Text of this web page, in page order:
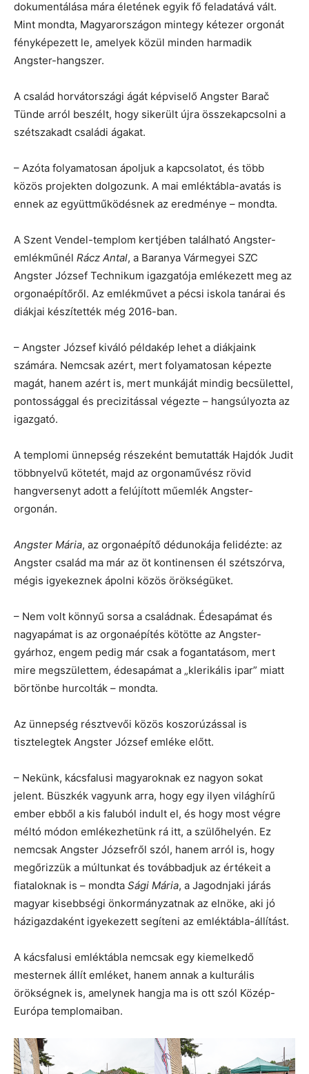
dokumentálása mára életének egyik fő feladatává vált.
Mint mondta, Magyarországon mintegy kétezer orgonát
fényképezett le, amelyek közül minden harmadik
Angster-hangszer.
A család horvátországi ágát képviselő Angster Barač
Tünde arról beszélt, hogy sikerült újra összekapcsolni a
szétszakadt családi ágakat.
– Azóta folyamatosan ápoljuk a kapcsolatot, és több
közös projekten dolgozunk. A mai emléktábla-avatás is
ennek az együttműködésnek az eredménye – mondta.
A Szent Vendel-templom kertjében található Angster-
emlékműnél Rácz Antal, a Baranya Vármegyei SZC
Angster József Technikum igazgatója emlékezett meg az
orgonaépítőről. Az emlékművet a pécsi iskola tanárai és
diákjai készítették még 2016-ban.
– Angster József kiváló példakép lehet a diákjaink
számára. Nemcsak azért, mert folyamatosan képezte
magát, hanem azért is, mert munkáját mindig becsülettel,
pontossággal és precizitással végezte – hangsúlyozta az
igazgató.
A templomi ünnepség részeként bemutatták Hajdók Judit
többnyelvű kötetét, majd az orgonaművész rövid
hangversenyt adott a felújított műemlék Angster-
orgonán.
Angster Mária, az orgonaépítő dédunokája felidézte: az
Angster család ma már az öt kontinensen él szétszórva,
mégis igyekeznek ápolni közös örökségüket.
– Nem volt könnyű sorsa a családnak. Édesapámat és
nagyapámat is az orgonaépítés kötötte az Angster-
gyárhoz, engem pedig már csak a fogantatásom, mert
mire megszülettem, édesapámat a „klerikális ipar” miatt
börtönbe hurcolták – mondta.
Az ünnepség résztvevői közös koszorúzással is
tisztelegtek Angster József emléke előtt.
– Nekünk, kácsfalusi magyaroknak ez nagyon sokat
jelent. Büszkék vagyunk arra, hogy egy ilyen világhírű
ember ebből a kis faluból indult el, és hogy most végre
méltó módon emlékezhetünk rá itt, a szülőhelyén. Ez
nemcsak Angster Józsefről szól, hanem arról is, hogy
megőrizzük a múltunkat és továbbadjuk az értékeit a
fiataloknak is – mondta Sági Mária, a Jagodnjaki járás
magyar kisebbségi önkormányzatnak az elnöke, aki jó
házigazdaként igyekezett segíteni az emléktábla-állítást.
A kácsfalusi emléktábla nemcsak egy kiemelkedő
mesternek állít emléket, hanem annak a kulturális
örökségnek is, amelynek hangja ma is ott szól Közép-
Európa templomaiban.